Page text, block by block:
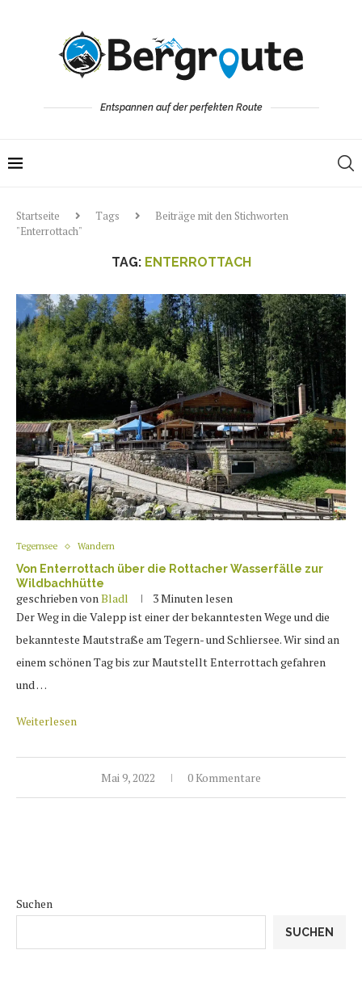
Entspannen auf der perfekten Route
Startseite Tags
Beiträge mit den Stichworten
"Enterrottach"
TAG: ENTERROTTACH
Tegernsee Wandern
Von Enterrottach über die Rottacher Wasserfälle zur
Wildbachhütte
geschrieben vonBladl
3 Minuten lesen
Der Weg in die Valepp ist einer der bekanntesten Wege und die
bekannteste Mautstraße am Tegern- und Schliersee. Wir sind an
einem schönen Tag bis zur Mautstellt Enterrottach gefahren
und …
Weiterlesen
Mai 9, 2022 0 Kommentare
Suchen
SUCHEN